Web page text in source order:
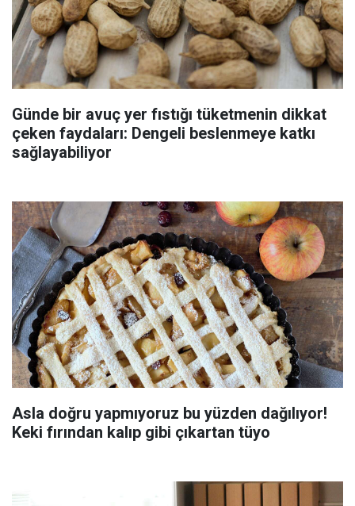
Günde bir avuç yer fıstığı tüketmenin dikkat
çeken faydaları: Dengeli beslenmeye katkı
sağlayabiliyor
Asla doğru yapmıyoruz bu yüzden dağılıyor!
Keki fırından kalıp gibi çıkartan tüyo